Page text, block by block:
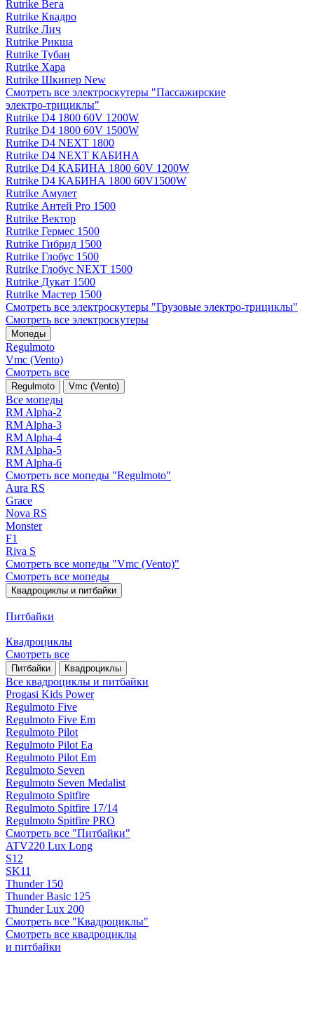
Rutrike Вега
Rutrike Квадро
Rutrike Лич
Rutrike Рикша
Rutrike Тубан
Rutrike Хара
Rutrike Шкипер New
Смотреть все электро­скутеры "Пассажирские
электро‑трициклы"
Rutrike D4 1800 60V 1200W
Rutrike D4 1800 60V 1500W
Rutrike D4 NEXT 1800
Rutrike D4 NEXT КАБИНА
Rutrike D4 КАБИНА 1800 60V 1200W
Rutrike D4 КАБИНА 1800 60V1500W
Rutrike Амулет
Rutrike Антей Pro 1500
Rutrike Вектор
Rutrike Гермес 1500
Rutrike Гибрид 1500
Rutrike Глобус 1500
Rutrike Глобус NEXT 1500
Rutrike Дукат 1500
Rutrike Мастер 1500
Смотреть все электро­скутеры "Грузовые электро‑трициклы"
Смотреть все электро­скутеры
Мопеды
Regulmoto
Vmc (Vento)
Смотреть все
Regulmoto Vmc (Vento)
Все мопеды
RM Alpha-2
RM Alpha-3
RM Alpha-4
RM Alpha-5
RM Alpha-6
Смотреть все мопеды "Regulmoto"
Aura RS
Grace
Nova RS
Monster
F1
Riva S
Смотреть все мопеды "Vmc (Vento)"
Смотреть все мопеды
Квадроциклы и питбайки
Питбайки
Квадроциклы
Смотреть все
Питбайки Квадроциклы
Все квадроциклы и питбайки
Progasi Kids Power
Regulmoto Five
Regulmoto Five Em
Regulmoto Pilot
Regulmoto Pilot Ea
Regulmoto Pilot Em
Regulmoto Seven
Regulmoto Seven Medalist
Regulmoto Spitfire
Regulmoto Spitfire 17/14
Regulmoto Spitfire PRO
Смотреть все "Питбайки"
ATV220 Lux Long
S12
SK11
Thunder 150
Thunder Basic 125
Thunder Lux 200
Смотреть все "Квадроциклы"
Смотреть все квадроциклы
и питбайки